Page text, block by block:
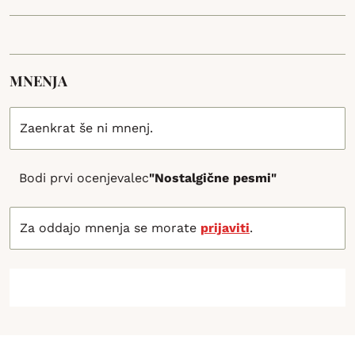
MNENJA
Zaenkrat še ni mnenj.
Bodi prvi ocenjevalec"Nostalgične pesmi"
Za oddajo mnenja se morate prijaviti.